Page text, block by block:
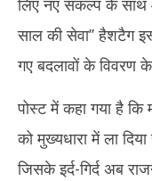
लिए नए संकल्प के साथ
साल की सेवा’’ हैशटैग
गए बदलावों के विवरण
पोस्ट में कहा गया है कि
को मुख्यधारा में ला
जिसके इर्द-गिर्द अब